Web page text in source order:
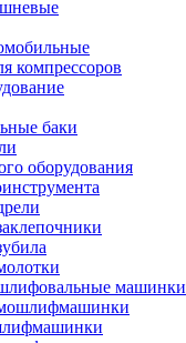
компрессоров
баки
оборудования
машинки